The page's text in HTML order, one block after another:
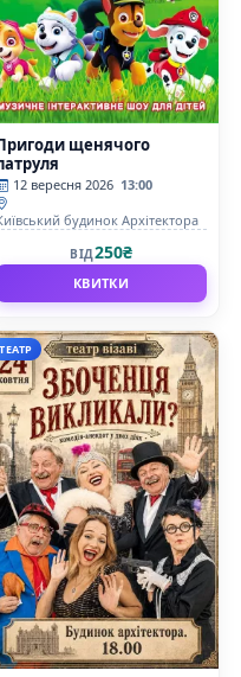
щенячого
12 вересня 2026 13:00
будинок Архітектора
ВІД250₴
КВИТКИ
ТЕАТР